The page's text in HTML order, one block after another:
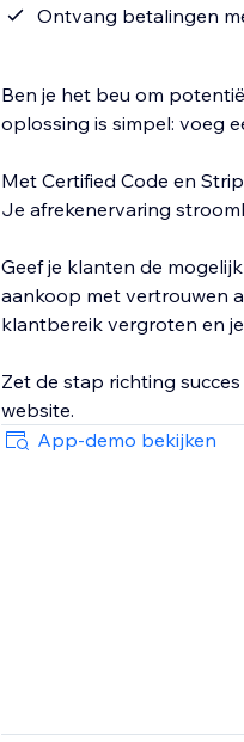
Ontvang betalingen
Ben je het beu om
oplossing is simpel: voeg
Met Certified Code en
Je afrekenervaring
Geef je klanten de
aankoop met vertrouwen
klantbereik vergroten en
Zet de stap richting
website.
App-demo bekijken